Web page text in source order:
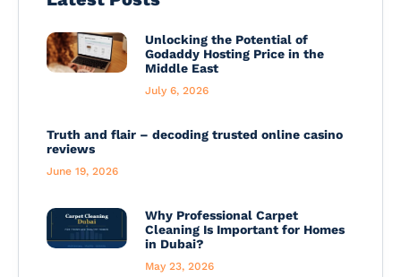
Unlocking the Potential of
Godaddy Hosting Price in the
Middle East
July 6, 2026
Truth and flair – decoding trusted online casino
reviews
June 19, 2026
Why Professional Carpet
Cleaning Is Important for Homes
in Dubai?
May 23, 2026